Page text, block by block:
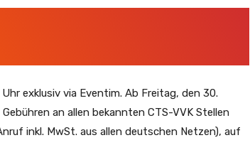
Uhr exklusiv via Eventim. Ab Freitag, den 30.
an allen bekannten CTS-VVK Stellen
inkl. MwSt. aus allen deutschen Netzen), auf